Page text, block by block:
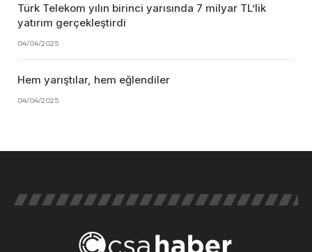
Türk Telekom yılın birinci yarısında 7 milyar TL’lik
yatırım gerçekleştirdi
04/04/2025
Hem yarıştılar, hem eğlendiler
04/04/2025